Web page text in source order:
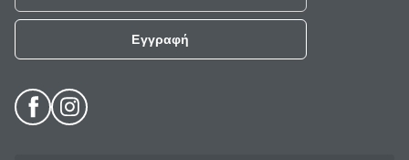
Εγγραφή